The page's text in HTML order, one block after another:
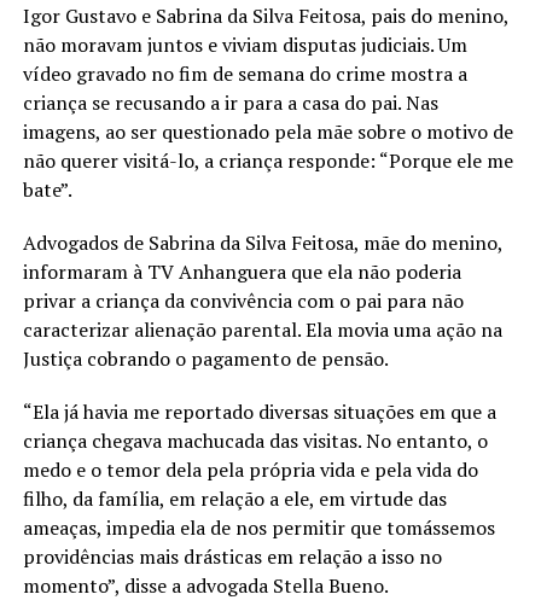
Igor Gustavo e Sabrina da Silva Feitosa, pais do menino,
não moravam juntos e viviam disputas judiciais. Um
vídeo gravado no fim de semana do crime mostra a
criança se recusando a ir para a casa do pai. Nas
imagens, ao ser questionado pela mãe sobre o motivo de
não querer visitá-lo, a criança responde: “Porque ele me
bate”.
Advogados de Sabrina da Silva Feitosa, mãe do menino,
informaram à TV Anhanguera que ela não poderia
privar a criança da convivência com o pai para não
caracterizar alienação parental. Ela movia uma ação na
Justiça cobrando o pagamento de pensão.
“Ela já havia me reportado diversas situações em que a
criança chegava machucada das visitas. No entanto, o
medo e o temor dela pela própria vida e pela vida do
filho, da família, em relação a ele, em virtude das
ameaças, impedia ela de nos permitir que tomássemos
providências mais drásticas em relação a isso no
momento”, disse a advogada Stella Bueno.